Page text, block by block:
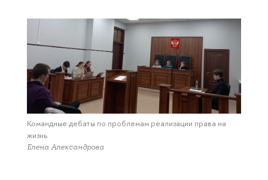
Командные дебаты по проблемам реализации права на
жизнь
Елена Александрова